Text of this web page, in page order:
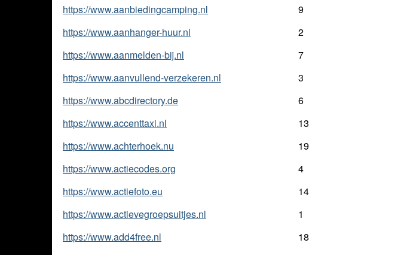
https://www.aanbiedingcamping.nl 9
https://www.aanhanger-huur.nl 2
https://www.aanmelden-bij.nl 7
https://www.aanvullend-verzekeren.nl 3
https://www.abcdirectory.de 6
https://www.accenttaxi.nl 13
https://www.achterhoek.nu 19
https://www.actiecodes.org 4
https://www.actiefoto.eu 14
https://www.actievegroepsuitjes.nl 1
https://www.add4free.nl 18